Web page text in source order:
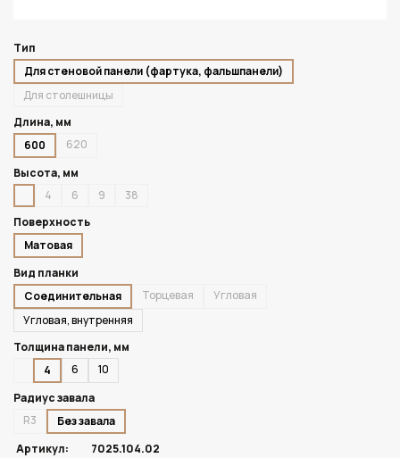
Тип
Для стеновой панели (фартука, фальшпанели)
Для столешницы
Длина, мм
600
620
Высота, мм
4
6 9
38
Поверхность
Матовая
Вид планки
Соединительная
Торцевая
Угловая
Угловая, внутренняя
Толщина панели, мм
4
6
10
Радиус завала
R3
Без завала
Артикул:
7025.104.02